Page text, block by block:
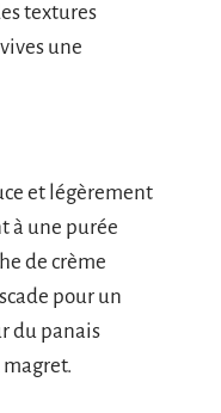
textures
une
et légèrement
à une purée
de crème
pour un
du panais